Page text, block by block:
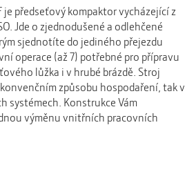
je předseťový kompaktor vycházející z
Jde o zjednodušené a odlehčené
sjednotíte do jediného přejezdu
operace (až 7) potřebné pro přípravu
lůžka i v hrubé brázdě. Stroj
způsobu hospodaření, tak v
systémech. Konstrukce Vám
výměnu vnitřních pracovních